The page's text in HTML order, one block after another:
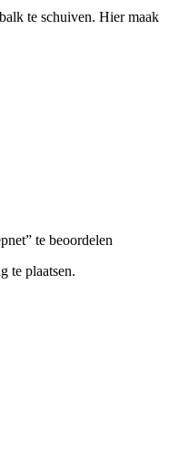
te schuiven. Hier maak
te beoordelen
te plaatsen.